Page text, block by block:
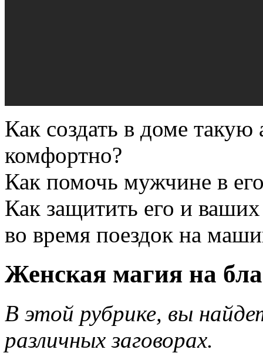
Как создать в доме такую
комфортно?
Как помочь мужчине в
Как защитить его и
во время поездок на
Женская магия на
В этой рубрике, вы
различных заговорах.